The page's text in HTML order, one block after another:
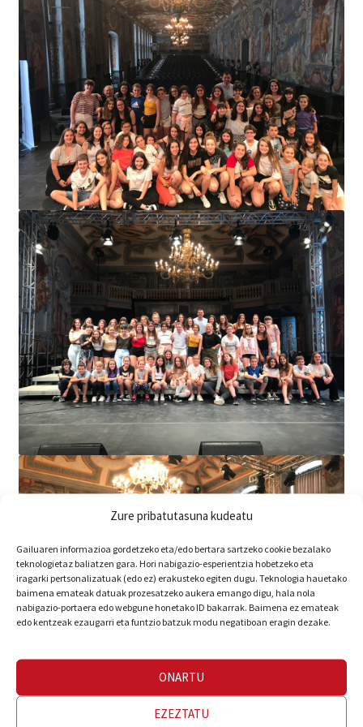
Zure pribatutasuna kudeatu
Gailuaren informazioa gordetzeko eta/edo bertara sartzeko cookie bezalako
teknologietaz baliatzen gara. Hori nabigazio-esperientzia hobetzeko eta
iragarki pertsonalizatuak (edo ez) erakusteko egiten dugu. Teknologia hauetako
baimena emateak datuak prozesatzeko aukera emango digu, hala nola
nabigazio-portaera edo webgune honetako ID bakarrak. Baimena ez emateak
edo kentzeak ezaugarri eta funtzio batzuk modu negatiboan eragin dezake.
ONARTU
EZEZTATU